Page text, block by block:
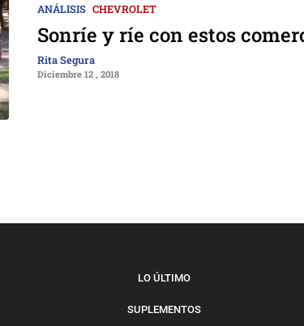
ANÁLISIS CHEVROLET
Sonríe y ríe con estos
Rita Segura
Diciembre 12 , 2018
LO ÚLTIMO
SUPLEMENTOS